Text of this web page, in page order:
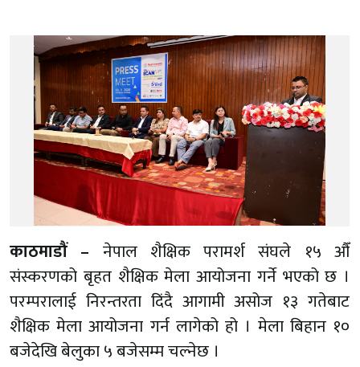
काठमाडौं – नेपाल शैक्षिक परामर्श संघले १५ औँ
संस्करणको बृहत शैक्षिक मेला आयोजना गर्ने भएको छ ।
परम्परालाई निरन्तरता दिंदै आगामी असोज १३ गतेबाट
शैक्षिक मेला आयोजना गर्न लागेको हो । मेला बिहान १०
बजेदेखि बेलुका ५ बजेसम्म चल्नेछ ।